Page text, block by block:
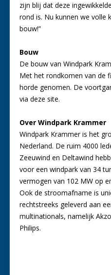
zijn blij dat deze
rond is. Nu kunnen we volle
bouw!”
Bouw
De bouw van Windpark
Met het rondkomen van de
horde genomen. De
via deze site.
Over Windpark Krammer
Windpark Krammer is het
Nederland. De ruim 4000
Zeeuwind en Deltawind
voor een windpark van 34
vermogen van 102 MW op
Ook de stroomafname is
rechtstreeks geleverd aan
multinationals, namelijk
Philips.